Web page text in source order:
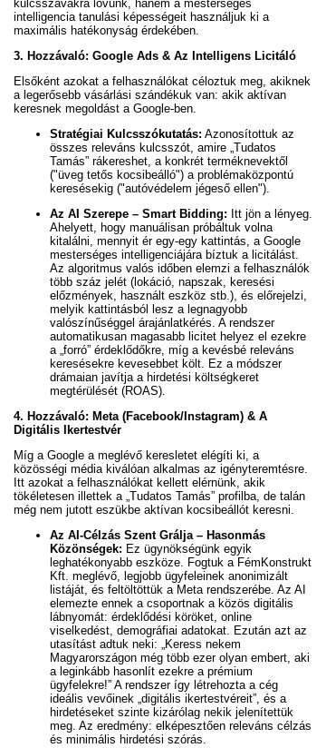
kulcsszavakra lövünk, hanem a mesterséges
intelligencia tanulási képességeit használjuk ki a
maximális hatékonyság érdekében.
3. Hozzávaló: Google Ads & Az Intelligens Licitáló
Elsőként azokat a felhasználókat céloztuk meg, akiknek
a legerősebb vásárlási szándékuk van: akik aktívan
keresnek megoldást a Google-ben.
Stratégiai Kulcsszókutatás: Azonosítottuk az
összes releváns kulcsszót, amire „Tudatos
Tamás” rákereshet, a konkrét terméknevektől
("üveg tetős kocsibeálló") a problémaközpontú
keresésekig ("autóvédelem jégeső ellen").
Az AI Szerepe – Smart Bidding: Itt jön a lényeg.
Ahelyett, hogy manuálisan próbáltuk volna
kitalálni, mennyit ér egy-egy kattintás, a Google
mesterséges intelligenciájára bíztuk a licitálást.
Az algoritmus valós időben elemzi a felhasználók
több száz jelét (lokáció, napszak, keresési
előzmények, használt eszköz stb.), és előrejelzi,
melyik kattintásból lesz a legnagyobb
valószínűséggel árajánlatkérés. A rendszer
automatikusan magasabb licitet helyez el ezekre
a „forró” érdeklődőkre, míg a kevésbé releváns
keresésekre kevesebbet költ. Ez a módszer
drámaian javítja a hirdetési költségkeret
megtérülését (ROAS).
4. Hozzávaló: Meta (Facebook/Instagram) & A
Digitális Ikertestvér
Míg a Google a meglévő keresletet elégíti ki, a
közösségi média kiválóan alkalmas az igényteremtésre.
Itt azokat a felhasználókat kellett elérnünk, akik
tökéletesen illettek a „Tudatos Tamás” profilba, de talán
még nem jutott eszükbe aktívan kocsibeállót keresni.
Az AI-Célzás Szent Grálja – Hasonmás
Közönségek: Ez ügynökségünk egyik
leghatékonyabb eszköze. Fogtuk a FémKonstrukt
Kft. meglévő, legjobb ügyfeleinek anonimizált
listáját, és feltöltöttük a Meta rendszerébe. Az AI
elemezte ennek a csoportnak a közös digitális
lábnyomát: érdeklődési köröket, online
viselkedést, demográfiai adatokat. Ezután azt az
utasítást adtuk neki: „Keress nekem
Magyarországon még több ezer olyan embert, aki
a leginkább hasonlít ezekre a prémium
ügyfelekre!” A rendszer így létrehozta a cég
ideális vevőinek „digitális ikertestvéreit”, és a
hirdetéseket szinte kizárólag nekik jelenítettük
meg. Az eredmény: elképesztően releváns célzás
és minimális hirdetési szórás.